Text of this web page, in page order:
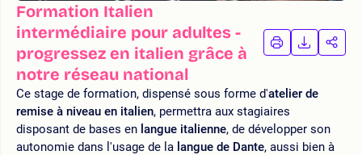
Formation Italien
intermédiaire pour adultes -
progressez en italien grâce à
notre réseau national
IMPRIMER
LA
LA
Ce stage de formation, dispensé sous forme d'atelier de
remise à niveau en italien, permettra aux stagiaires
disposant de bases en langue italienne, de développer son
autonomie dans l'usage de la langue de Dante, aussi bien à